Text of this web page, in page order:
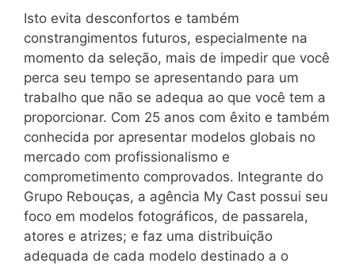
Isto evita desconfortos e também
constrangimentos futuros, especialmente na
momento da seleção, mais de impedir que você
perca seu tempo se apresentando para um
trabalho que não se adequa ao que você tem a
proporcionar. Com 25 anos com êxito e também
conhecida por apresentar modelos globais no
mercado com profissionalismo e
comprometimento comprovados. Integrante do
Grupo Rebouças, a agência My Cast possui seu
foco em modelos fotográficos, de passarela,
atores e atrizes; e faz uma distribuição
adequada de cada modelo destinado a o